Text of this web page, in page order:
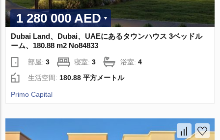
1 280 000 AED
Dubai Land、Dubai、UAEにあるタウンハウス 3ベッドル
ーム、180.88 m2 No84833
部屋:3 寝室:3 浴室:4
生活空間: 180.88 平方メートル
Primo Capital